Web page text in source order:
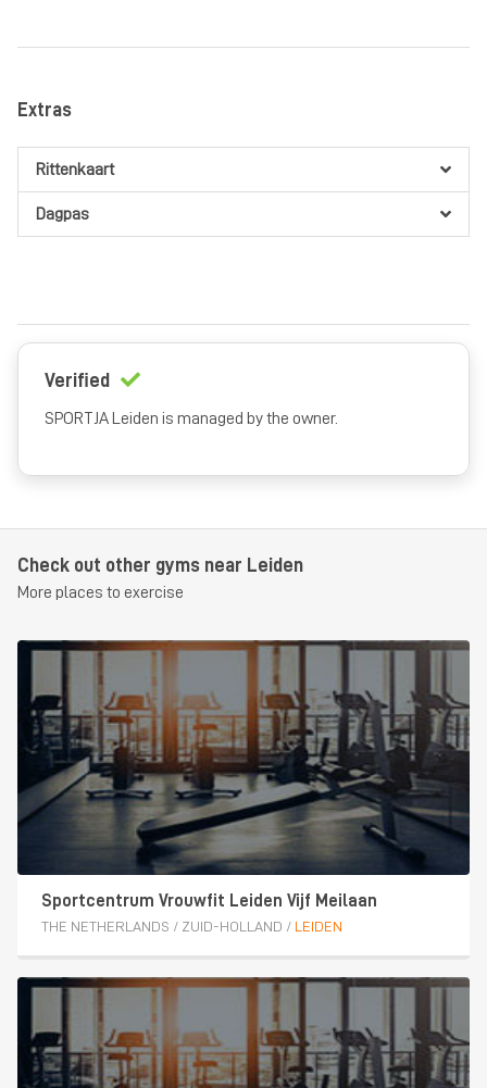
Extras
Rittenkaart
Dagpas
Verified
SPORTJA Leiden is managed by the owner.
Check out other gyms near Leiden
More places to exercise
Sportcentrum Vrouwfit Leiden Vijf Meilaan
THE NETHERLANDS / ZUID-HOLLAND / LEIDEN